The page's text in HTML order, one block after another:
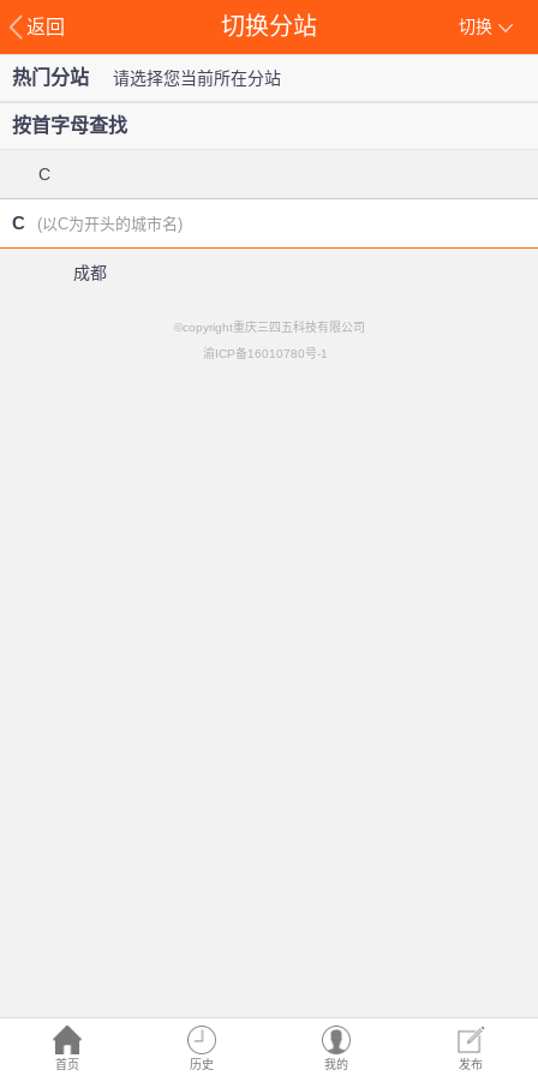
返回 切换
切换分站
首页 历史 我的 发布
热门分站 请选择您当前所在分站
按首字母查找
C
C (以C为开头的城市名)
成都
©copyright重庆三四五科技有限公司
渝ICP备16010780号-1